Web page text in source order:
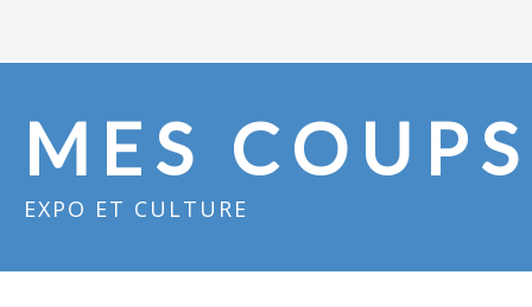
MES
EXPO ET CULTURE